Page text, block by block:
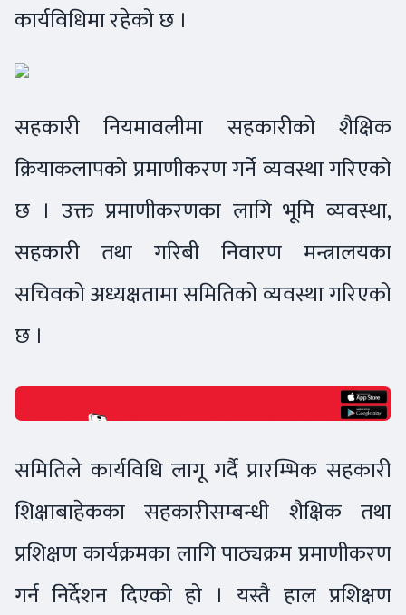
कार्यविधिमा रहेको छ ।
सहकारी नियमावलीमा सहकारीको शैक्षिक
क्रियाकलापको प्रमाणीकरण गर्ने व्यवस्था गरिएको
छ । उक्त प्रमाणीकरणका लागि भूमि व्यवस्था,
सहकारी तथा गरिबी निवारण मन्त्रालयका
सचिवको अध्यक्षतामा समितिको व्यवस्था गरिएको
छ ।
समितिले कार्यविधि लागू गर्दै प्रारम्भिक सहकारी
शिक्षाबाहेकका सहकारीसम्बन्धी शैक्षिक तथा
प्रशिक्षण कार्यक्रमका लागि पाठ्यक्रम प्रमाणीकरण
गर्न निर्देशन दिएको हो । यस्तै हाल प्रशिक्षण